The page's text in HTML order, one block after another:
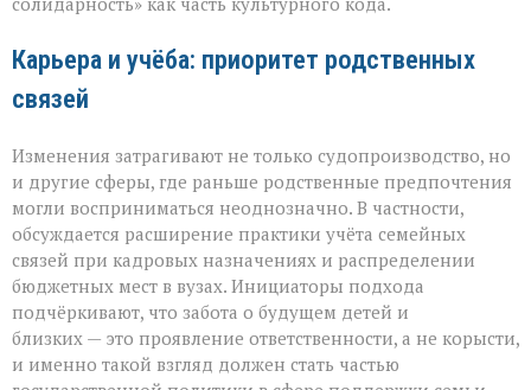
Карьера и учёба: приоритет родственных
связей
Изменения затрагивают не только судопроизводство, но
и другие сферы, где раньше родственные предпочтения
могли восприниматься неоднозначно. В частности,
обсуждается расширение практики учёта семейных
связей при кадровых назначениях и распределении
бюджетных мест в вузах. Инициаторы подхода
подчёркивают, что забота о будущем детей и
близких — это проявление ответственности, а не корысти,
и именно такой взгляд должен стать частью